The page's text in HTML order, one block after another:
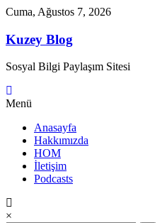
İçeriğe
Cuma, Ağustos 7, 2026
Kuzey Blog
Sosyal Bilgi Paylaşım Sitesi
Menü
Anasayfa
Hakkımızda
HOM
İletişim
Podcasts
×